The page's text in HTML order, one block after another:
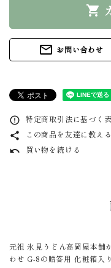
shopping_cart
mail_outline お問い合わせ
error_outline 特定商取引法に基づく
share この商品を友達に教える
undo 買い物を続ける
元祖 氷見うどん高岡屋本舗
わせ G-8の贈答用 化粧箱入